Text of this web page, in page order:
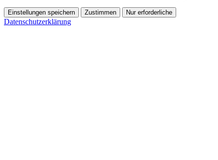
Einstellungen speichern Zustimmen Nur erforderliche
Datenschutzerklärung